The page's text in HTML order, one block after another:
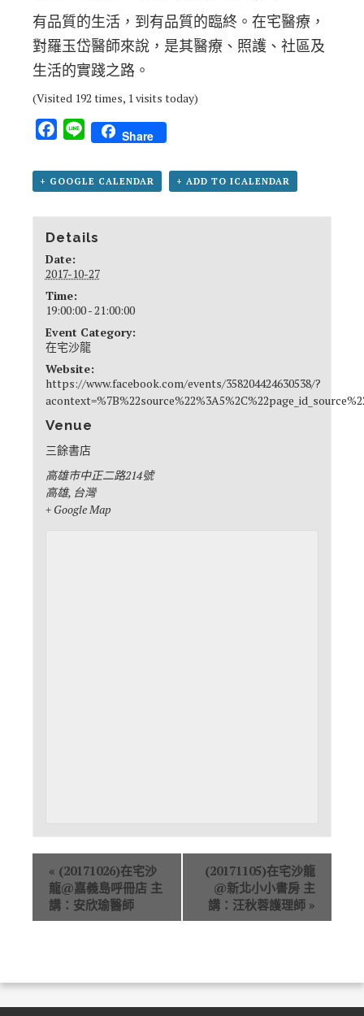
有品質的生活，到有品質的臨終。在宅醫療，
對羅玉岱醫師來說，是其醫療、照護、社區及
生活的實踐之路。
(Visited 192 times, 1 visits today)
Facebook
Line Share
+ GOOGLE CALENDAR + ADD TO ICALENDAR
Details
Date:
2017-10-27
Time:
19:00:00 - 21:00:00
Event Category:
在宅沙龍
Website:
https://www.facebook.com/events/358204424630538/?
Venue
三餘書店
高雄市中正二路214號
高雄, 台灣
+ Google Map
« (20171026)在宅沙
龍@嘉義島呼冊店 主
講：安欣瑜醫師
(20171105)在宅沙龍
@新北小小書房 主
講：汪秋蓉護理師 »